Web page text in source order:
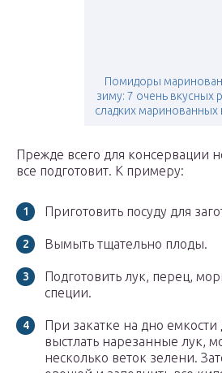
Помидоры
зиму: 7 очень вкусных
сладких
Прежде всего для консервации
все подготовит. К примеру:
Приготовить посуду для
Вымыть тщательно плоды.
Подготовить лук, перец,
специи.
При закатке на дно
выстлать нарезанные лук,
несколько веток зелени.